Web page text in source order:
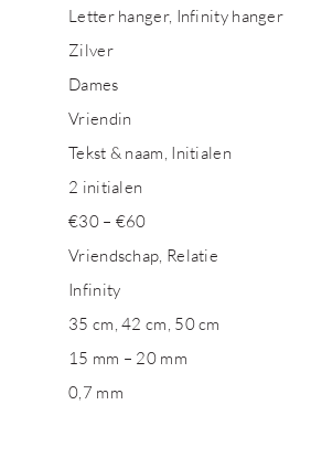
Letter hanger, Infinity hanger
Zilver
Dames
Vriendin
Tekst & naam, Initialen
2 initialen
€30 – €60
Vriendschap, Relatie
Infinity
35 cm, 42 cm, 50 cm
15 mm – 20 mm
0,7 mm